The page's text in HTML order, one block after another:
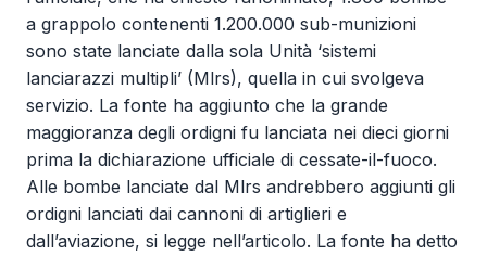
a grappolo contenenti 1.200.000 sub-munizioni
sono state lanciate dalla sola Unità ‘sistemi
lanciarazzi multipli’ (Mlrs), quella in cui svolgeva
servizio. La fonte ha aggiunto che la grande
maggioranza degli ordigni fu lanciata nei dieci giorni
prima la dichiarazione ufficiale di cessate-il-fuoco.
Alle bombe lanciate dal Mlrs andrebbero aggiunti gli
ordigni lanciati dai cannoni di artiglieri e
dall’aviazione, si legge nell’articolo. La fonte ha detto